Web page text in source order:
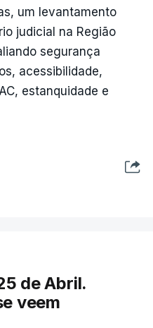
um levantamento
judicial na Região
segurança
acessibilidade,
estanquidade e
de Abril.
veem